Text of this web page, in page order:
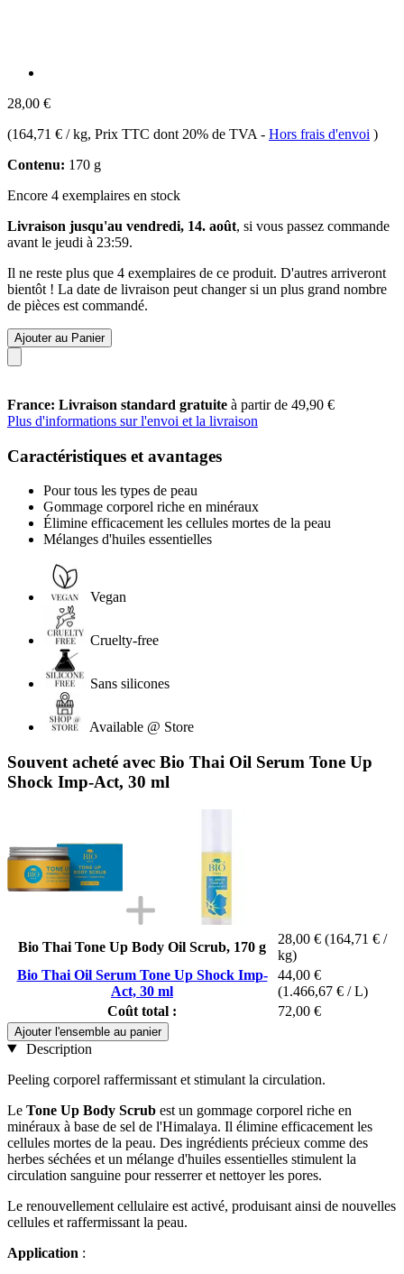
28,00 €
(164,71 € / kg, Prix TTC dont 20% de TVA - Hors frais d'envoi )
Contenu: 170 g
Encore 4 exemplaires en stock
Livraison jusqu'au vendredi, 14. août, si vous passez commande
avant le jeudi à 23:59.
Il ne reste plus que 4 exemplaires de ce produit. D'autres arriveront
bientôt ! La date de livraison peut changer si un plus grand nombre
de pièces est commandé.
Ajouter au Panier
France: Livraison standard gratuite à partir de 49,90 €
Plus d'informations sur l'envoi et la livraison
Caractéristiques et avantages
Pour tous les types de peau
Gommage corporel riche en minéraux
Élimine efficacement les cellules mortes de la peau
Mélanges d'huiles essentielles
Vegan
Cruelty-free
Sans silicones
Available @ Store
Souvent acheté avec Bio Thai Oil Serum Tone Up
Shock Imp-Act, 30 ml
Bio Thai Tone Up Body Oil Scrub, 170 g
28,00 € (164,71 € /
kg)
Bio Thai Oil Serum Tone Up Shock Imp-
Act, 30 ml
44,00 €
(1.466,67 € / L)
Coût total :
72,00 €
Ajouter l'ensemble au panier
Description
Peeling corporel raffermissant et stimulant la circulation.
Le Tone Up Body Scrub est un gommage corporel riche en
minéraux à base de sel de l'Himalaya. Il élimine efficacement les
cellules mortes de la peau. Des ingrédients précieux comme des
herbes séchées et un mélange d'huiles essentielles stimulent la
circulation sanguine pour resserrer et nettoyer les pores.
Le renouvellement cellulaire est activé, produisant ainsi de nouvelles
cellules et raffermissant la peau.
Application :